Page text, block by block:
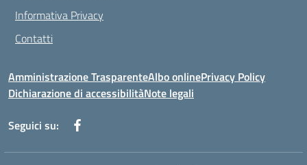
Informativa Privacy
Contatti
Amministrazione TrasparenteAlbo onlinePrivacy Policy
Dichiarazione di accessibilitàNote legali
Seguici su: